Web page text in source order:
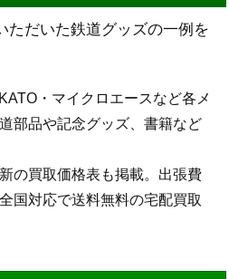
ただいた鉄道グッズの一例を
・マイクロエースなど各メ
部品や記念グッズ、書籍など
の買取価格表も掲載。出張費
国対応で送料無料の宅配買取